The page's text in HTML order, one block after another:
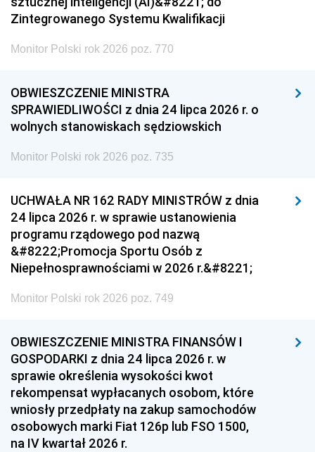
Zintegrowanego Systemu Kwalifikacji
Monitor Polski rok 2026 poz. 770
OBWIESZCZENIE MINISTRA
SPRAWIEDLIWOŚCI z dnia 24 lipca 2026 r. o
wolnych stanowiskach sędziowskich
Monitor Polski rok 2026 poz. 735
UCHWAŁA NR 162 RADY MINISTRÓW z dnia
24 lipca 2026 r. w sprawie ustanowienia
programu rządowego pod nazwą
&#8222;Promocja Sportu Osób z
Niepełnosprawnościami w 2026 r.&#8221;
Monitor Polski rok 2026 poz. 749
OBWIESZCZENIE MINISTRA FINANSÓW I
GOSPODARKI z dnia 24 lipca 2026 r. w
sprawie określenia wysokości kwot
rekompensat wypłacanych osobom, które
wniosły przedpłaty na zakup samochodów
osobowych marki Fiat 126p lub FSO 1500,
na IV kwartał 2026 r.